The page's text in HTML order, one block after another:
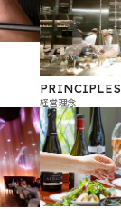
PRINCIPLES
経営理念